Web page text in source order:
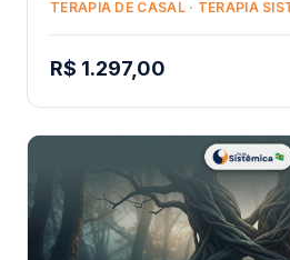
TERAPIA DE CASAL · TERAPIA
R$ 1.297,00